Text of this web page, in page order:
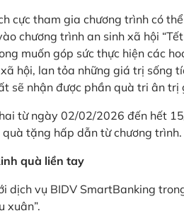
cực tham gia chương trình có
chương trình an sinh xã hội
muốn góp sức thực hiện các
hội, lan tỏa những giá trị sống
sẽ nhận được phần quà tri ân trị
từ ngày 02/02/2026 đến hết
tặng hấp dẫn từ chương trình.
quà liền tay
dịch vụ BIDV SmartBanking
xuân”.